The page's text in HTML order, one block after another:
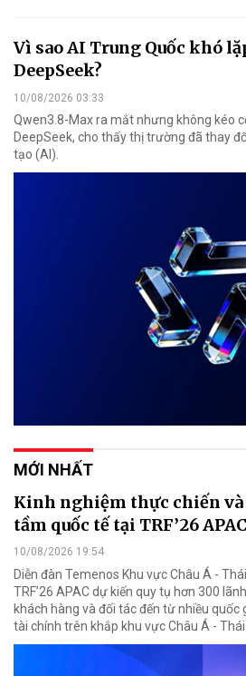
Vì sao AI Trung Quốc khó
DeepSeek?
10/08/2026 03:33
Qwen3.8-Max ra mắt nhưng không kéo
DeepSeek, cho thấy thị trường đã thay
tạo (AI).
MỚI NHẤT
Kinh nghiệm thực chiến
tầm quốc tế tại TRF’26 APAC
10/08/2026 19:54
Diễn đàn Temenos Khu vực Châu Á -
TRF’26 APAC dự kiến quy tụ hơn 300
khách hàng và đối tác đến từ nhiều
tài chính trên khắp khu vực Châu Á - Thái